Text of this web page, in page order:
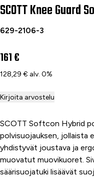
SCOTT Knee Guard
629-2106-3
161 €
128,29 € alv. 0%
Kirjoita arvostelu
SCOTT Softcon Hybrid
polvisuojauksen, jollaista
yhdistyvät joustava ja
muovatut muovikuoret.
säärisuojatuki lisäävät